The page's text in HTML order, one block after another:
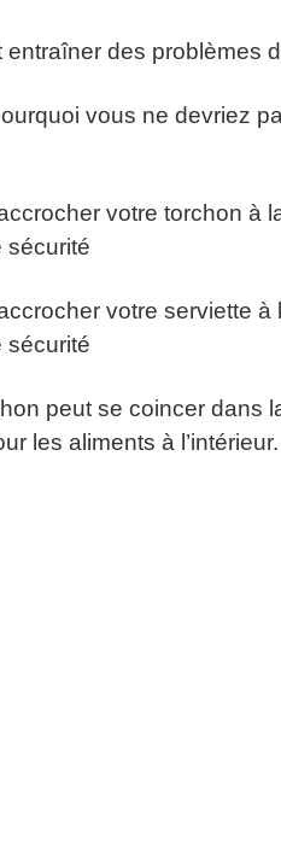
des problèmes
vous ne devriez
votre torchon à
sécurité
votre serviette à
sécurité
peut se coincer dans
les aliments à l’intérieur.